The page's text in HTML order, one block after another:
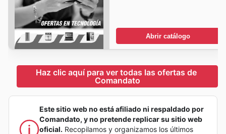
Abrir catálogo
Haz clic aquí para ver todas las ofertas de
Comandato
Este sitio web no está afiliado ni respaldado por
Comandato, y no pretende replicar su sitio web
oficial. Recopilamos y organizamos los últimos